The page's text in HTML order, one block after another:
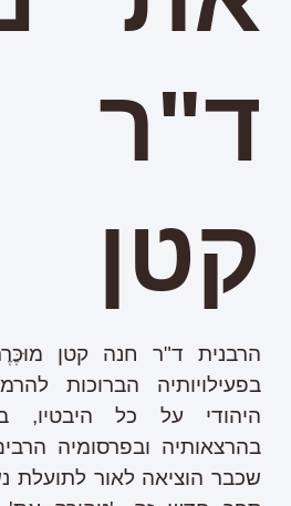
ד"ר
קטן
הרבנית ד"ר חנה קטן
בפעילויותיה הברוכות
היהודי על כל היבטיו,
בהרצאותיה ובפרסומיה
שכבר הוציאה לאור לתועלת